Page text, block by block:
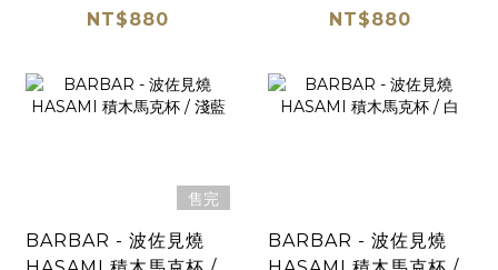
NT$880 NT$880
售完
BARBAR - 波佐見燒
BARBAR - 波佐見燒